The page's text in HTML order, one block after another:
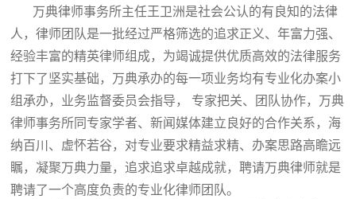
万典律师事务所主任王卫洲是社会公认的有良知的法律
人，律师团队是一批经过严格筛选的追求正义、年富力强、
经验丰富的精英律师组成，为竭诚提供优质高效的法律服务
打下了坚实基础，万典承办的每一项业务均有专业化办案小
组承办，业务监督委员会指导， 专家把关、团队协作，万典
律师事务所同专家学者、新闻媒体建立良好的合作关系，海
纳百川、虚怀若谷，对专业要求精益求精、办案思路高瞻远
瞩，凝聚万典力量，追求追求卓越成就，聘请万典律师就是
聘请了一个高度负责的专业化律师团队。